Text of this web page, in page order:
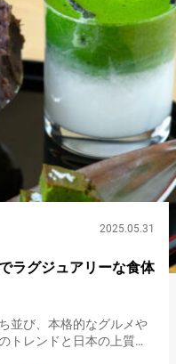
2025.05.31
ラグジュアリーな食体
並び、本格的なグルメや
トレンドと日本の上質な